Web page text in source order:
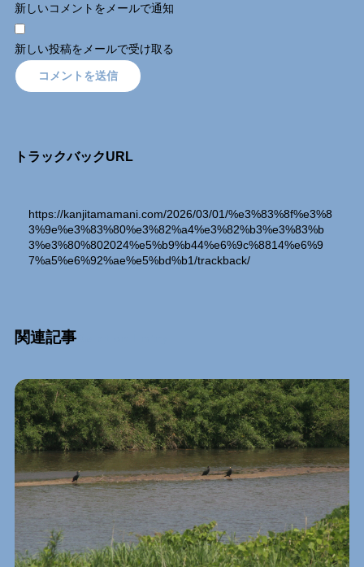
新しいコメントをメールで通知
新しい投稿をメールで受け取る
トラックバックURL
https://kanjitamamani.com/2026/03/01/%e3%83%8f%e3%8
3%9e%e3%83%80%e3%82%a4%e3%82%b3%e3%83%b
3%e3%80%802024%e5%b9%b44%e6%9c%8814%e6%9
7%a5%e6%92%ae%e5%bd%b1/trackback/
関連記事Relation Entry